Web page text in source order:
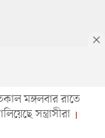
মঙ্গলবার রাতে
সন্ত্রাসীরা